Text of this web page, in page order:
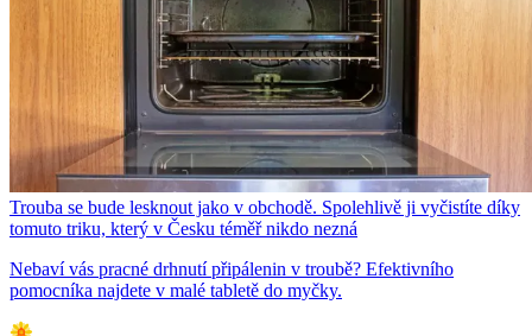
Trouba se bude lesknout jako v obchodě. Spolehlivě ji vyčistíte díky
tomuto triku, který v Česku téměř nikdo nezná
Nebaví vás pracné drhnutí připálenin v troubě? Efektivního
pomocníka najdete v malé tabletě do myčky.